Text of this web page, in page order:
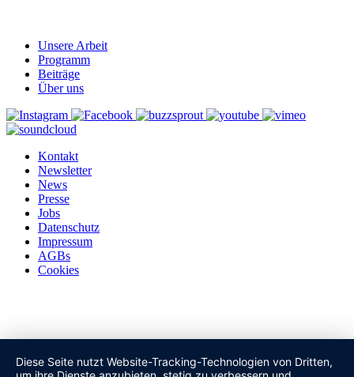
Unsere Arbeit
Programm
Beiträge
Über uns
Kontakt
Newsletter
News
Presse
Jobs
Datenschutz
Impressum
AGBs
Cookies
Diese Seite nutzt Website-Tracking-Technologien von Dritten,